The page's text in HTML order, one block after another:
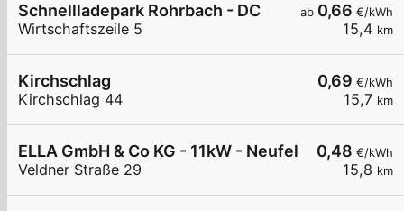
ab 0,66 €/kWh
15,4 km
Schnellladepark Rohrbach - DC
Wirtschaftszeile 5
0,69 €/kWh
15,7 km
Kirchschlag
Kirchschlag 44
0,48 €/kWh
15,8 km
ELLA GmbH & Co KG - 11kW - Neufelden - TDZ
Veldner Straße 29